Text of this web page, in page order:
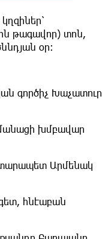
թագավոր) տոն,
օր:
գործիչ Խաչատուր
խմբավար
Արմենակ
հնէաբան